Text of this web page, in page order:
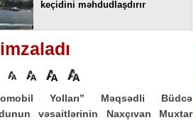
keçidini məhdudlaşdırır
Yolları” Məqsədli Büdcə
vəsaitlərinin Naxçıvan Muxtar